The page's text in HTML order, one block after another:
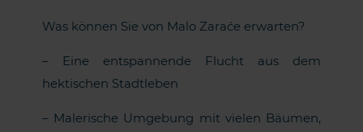
Was können Sie von Malo Zaraće erwarten?
– Eine entspannende Flucht aus dem
hektischen Stadtleben
– Malerische Umgebung mit vielen Bäumen,